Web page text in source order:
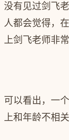
没有见过剑飞
人都会觉得，
上剑飞老师非常
可以看出，一
上和年龄不相关